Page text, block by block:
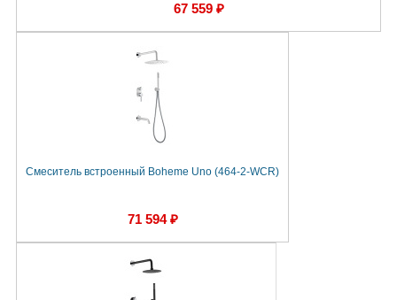
67 559 ₽
Смеситель встроенный Boheme Uno (464-2-WCR)
71 594 ₽